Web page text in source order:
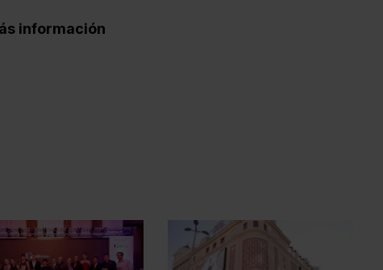
información